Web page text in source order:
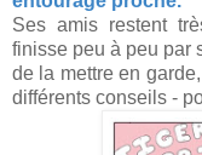
Ses amis restent
finisse peu à peu par
de la mettre en
différents conseils -